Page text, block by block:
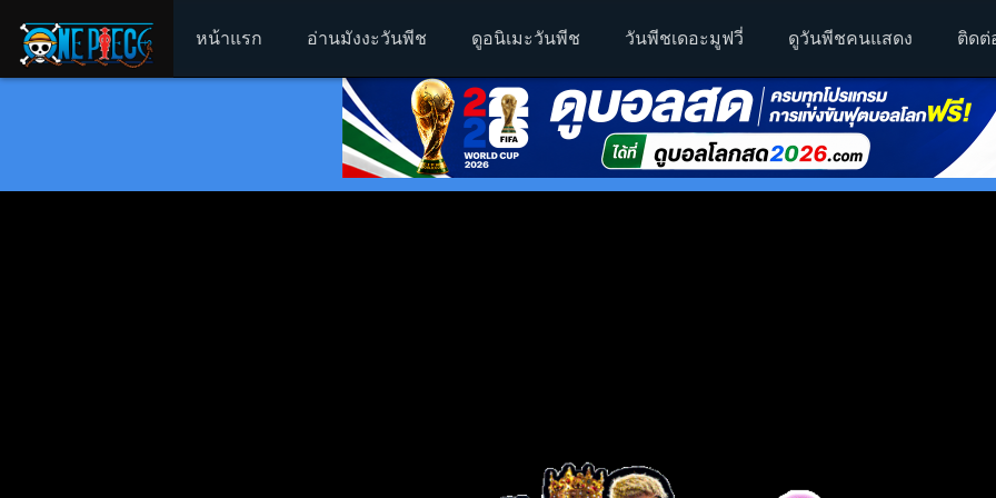
หน้าแรก อ่านมังงะวันพีช ดูอนิเมะวันพีช วันพีชเดอะมูฟวี่ ดูวันพีชคนแสดง ติดต่